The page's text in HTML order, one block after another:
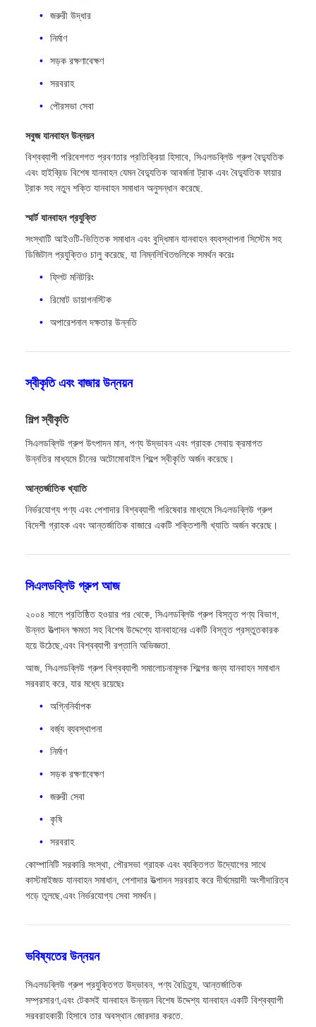
জরুরী উদ্ধার
নির্মাণ
সড়ক রক্ষণাবেক্ষণ
সরবরাহ
পৌরসভা সেবা
সবুজ যানবাহন উন্নয়ন
বিশ্বব্যাপী পরিবেশগত প্রবণতার প্রতিক্রিয়া হিসাবে, সিএলডব্লিউ গ্রুপ বৈদ্যুতিক
এবং হাইব্রিড বিশেষ যানবাহন যেমন বৈদ্যুতিক আবর্জনা ট্রাক এবং বৈদ্যুতিক ফায়ার
ট্রাক সহ নতুন শক্তি যানবাহন সমাধান অনুসন্ধান করেছে.
স্মার্ট যানবাহন প্রযুক্তি
সংস্থাটি আইওটি-ভিত্তিক সমাধান এবং বুদ্ধিমান যানবাহন ব্যবস্থাপনা সিস্টেম সহ
ডিজিটাল প্রযুক্তিও চালু করেছে, যা নিম্নলিখিতগুলিকে সমর্থন করেঃ
ফ্লিট মনিটরিং
রিমোট ডায়াগনস্টিক
অপারেশনাল দক্ষতার উন্নতি
স্বীকৃতি এবং বাজার উন্নয়ন
শিল্প স্বীকৃতি
সিএলডব্লিউ গ্রুপ উৎপাদন মান, পণ্য উদ্ভাবন এবং গ্রাহক সেবায় ক্রমাগত
উন্নতির মাধ্যমে চীনের অটোমোবাইল শিল্পে স্বীকৃতি অর্জন করেছে।
আন্তর্জাতিক খ্যাতি
নির্ভরযোগ্য পণ্য এবং পেশাদার বিশ্বব্যাপী পরিষেবার মাধ্যমে সিএলডব্লিউ গ্রুপ
বিদেশী গ্রাহক এবং আন্তর্জাতিক বাজারে একটি শক্তিশালী খ্যাতি অর্জন করেছে।
সিএলডব্লিউ গ্রুপ আজ
২০০৪ সালে প্রতিষ্ঠিত হওয়ার পর থেকে, সিএলডব্লিউ গ্রুপ বিস্তৃত পণ্য বিভাগ,
উন্নত উত্পাদন ক্ষমতা সহ বিশেষ উদ্দেশ্যে যানবাহনের একটি বিস্তৃত প্রস্তুতকারক
হয়ে উঠেছে,এবং বিশ্বব্যাপী রপ্তানি অভিজ্ঞতা.
আজ, সিএলডব্লিউ গ্রুপ বিশ্বব্যাপী সমালোচনামূলক শিল্পের জন্য যানবাহন সমাধান
সরবরাহ করে, যার মধ্যে রয়েছেঃ
অগ্নিনির্বাপক
বর্জ্য ব্যবস্থাপনা
নির্মাণ
সড়ক রক্ষণাবেক্ষণ
জরুরী সেবা
কৃষি
সরবরাহ
কোম্পানিটি সরকারি সংস্থা, পৌরসভা গ্রাহক এবং ব্যক্তিগত উদ্যোগের সাথে
কাস্টমাইজড যানবাহন সমাধান, পেশাদার উত্পাদন সরবরাহ করে দীর্ঘমেয়াদী অংশীদারিত্ব
গড়ে তুলছে,এবং নির্ভরযোগ্য সেবা সমর্থন।
ভবিষ্যতের উন্নয়ন
সিএলডব্লিউ গ্রুপ প্রযুক্তিগত উদ্ভাবন, পণ্য বৈচিত্র্য, আন্তর্জাতিক
সম্প্রসারণ,এবং টেকসই যানবাহন উন্নয়ন বিশেষ উদ্দেশ্য যানবাহন একটি বিশ্বব্যাপী
সরবরাহকারী হিসাবে তার অবস্থান জোরদার করতে.